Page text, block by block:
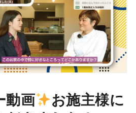
動画
お施主様に